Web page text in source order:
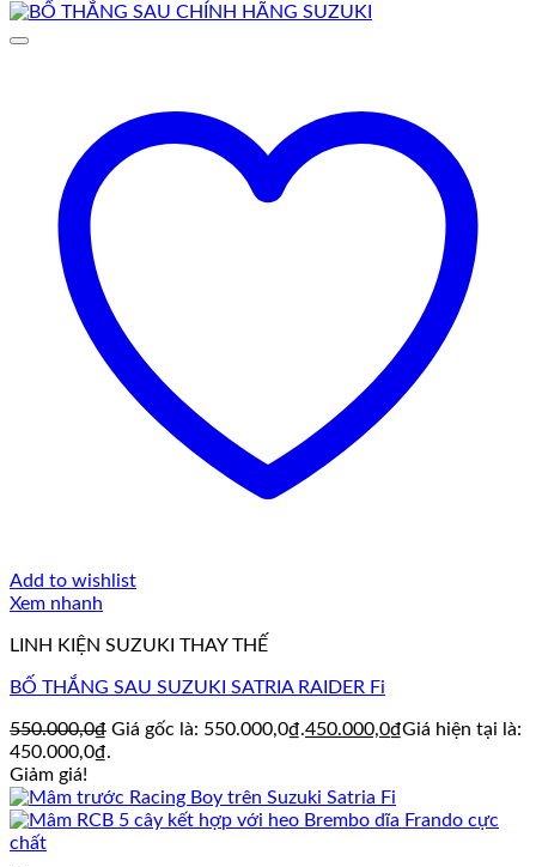
Add to wishlist
Xem nhanh
LINH KIỆN SUZUKI THAY THẾ
BỐ THẮNG SAU SUZUKI SATRIA RAIDER Fi
550.000,0₫ Giá gốc là: 550.000,0₫.450.000,0₫Giá hiện tại là:
450.000,0₫.
Giảm giá!